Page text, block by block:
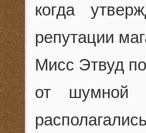
когда
репутации
Мисс Этвуд
от шумной